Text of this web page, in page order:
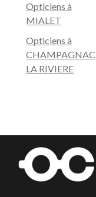
Opticiens à
MIALET
Opticiens à
CHAMPAGNAC
LA RIVIERE